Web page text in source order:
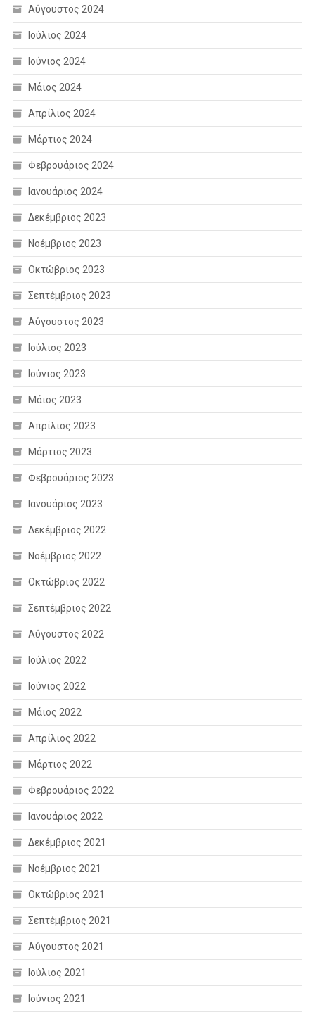
Αύγουστος 2024
Ιούλιος 2024
Ιούνιος 2024
Μάιος 2024
Απρίλιος 2024
Μάρτιος 2024
Φεβρουάριος 2024
Ιανουάριος 2024
Δεκέμβριος 2023
Νοέμβριος 2023
Οκτώβριος 2023
Σεπτέμβριος 2023
Αύγουστος 2023
Ιούλιος 2023
Ιούνιος 2023
Μάιος 2023
Απρίλιος 2023
Μάρτιος 2023
Φεβρουάριος 2023
Ιανουάριος 2023
Δεκέμβριος 2022
Νοέμβριος 2022
Οκτώβριος 2022
Σεπτέμβριος 2022
Αύγουστος 2022
Ιούλιος 2022
Ιούνιος 2022
Μάιος 2022
Απρίλιος 2022
Μάρτιος 2022
Φεβρουάριος 2022
Ιανουάριος 2022
Δεκέμβριος 2021
Νοέμβριος 2021
Οκτώβριος 2021
Σεπτέμβριος 2021
Αύγουστος 2021
Ιούλιος 2021
Ιούνιος 2021